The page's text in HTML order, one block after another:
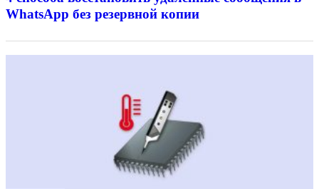
WhatsApp без резервной копии